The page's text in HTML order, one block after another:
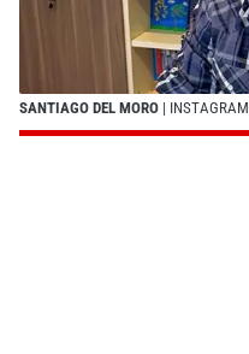
SANTIAGO DEL MORO | INSTAGRAM